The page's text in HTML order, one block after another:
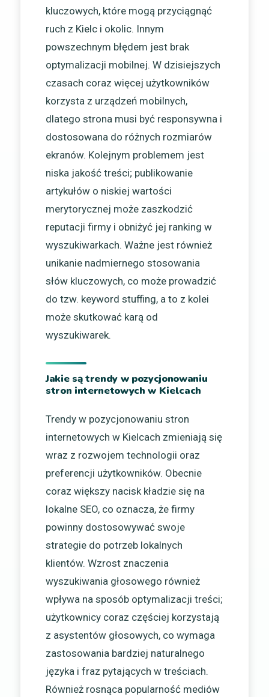
kluczowych, które mogą przyciągnąć
ruch z Kielc i okolic. Innym
powszechnym błędem jest brak
optymalizacji mobilnej. W dzisiejszych
czasach coraz więcej użytkowników
korzysta z urządzeń mobilnych,
dlatego strona musi być responsywna i
dostosowana do różnych rozmiarów
ekranów. Kolejnym problemem jest
niska jakość treści; publikowanie
artykułów o niskiej wartości
merytorycznej może zaszkodzić
reputacji firmy i obniżyć jej ranking w
wyszukiwarkach. Ważne jest również
unikanie nadmiernego stosowania
słów kluczowych, co może prowadzić
do tzw. keyword stuffing, a to z kolei
może skutkować karą od
wyszukiwarek.
Jakie są trendy w pozycjonowaniu
stron internetowych w Kielcach
Trendy w pozycjonowaniu stron
internetowych w Kielcach zmieniają się
wraz z rozwojem technologii oraz
preferencji użytkowników. Obecnie
coraz większy nacisk kładzie się na
lokalne SEO, co oznacza, że firmy
powinny dostosowywać swoje
strategie do potrzeb lokalnych
klientów. Wzrost znaczenia
wyszukiwania głosowego również
wpływa na sposób optymalizacji treści;
użytkownicy coraz częściej korzystają
z asystentów głosowych, co wymaga
zastosowania bardziej naturalnego
języka i fraz pytających w treściach.
Również rosnąca popularność mediów